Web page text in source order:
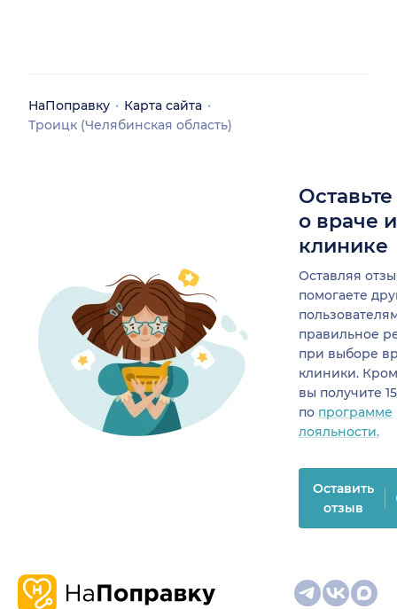
НаПоправку
Карта сайта
Троицк (Челябинская область)
о враче
клинике
Оставляя
помогаете
правильное
при выборе
клиники.
вы получите
по программе
лояльности.
Оставить
отзыв